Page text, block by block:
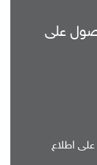
على
على اطلاع